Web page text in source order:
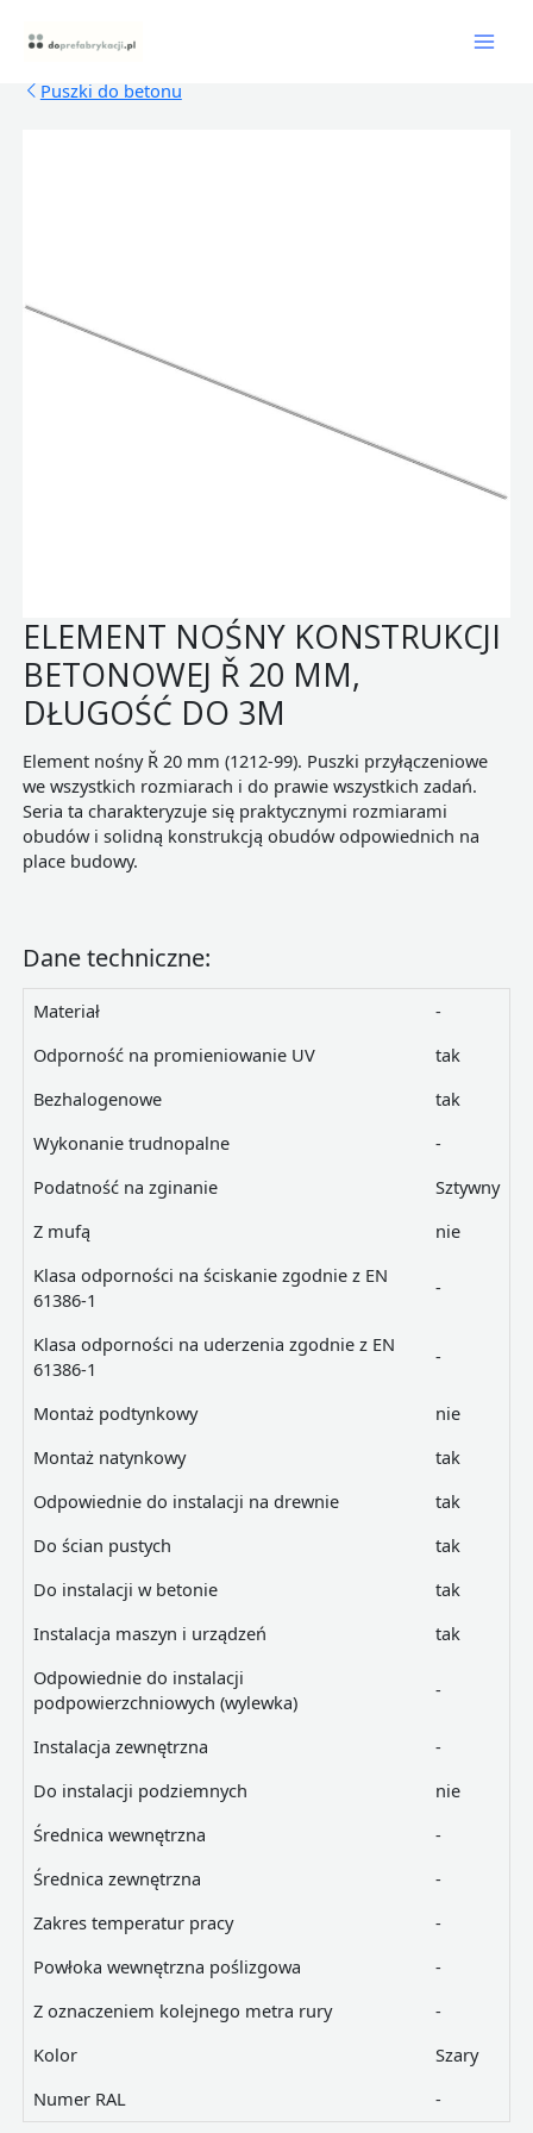
Puszki do betonu
ELEMENT NOŚNY KONSTRUKCJI
BETONOWEJ Ř 20 MM,
DŁUGOŚĆ DO 3M
Element nośny Ř 20 mm (1212-99). Puszki przyłączeniowe
we wszystkich rozmiarach i do prawie wszystkich zadań.
Seria ta charakteryzuje się praktycznymi rozmiarami
obudów i solidną konstrukcją obudów odpowiednich na
place budowy.
Dane techniczne:
Materiał
-
Odporność na promieniowanie UV
tak
Bezhalogenowe
tak
Wykonanie trudnopalne
-
Podatność na zginanie
Sztywny
Z mufą
nie
Klasa odporności na ściskanie zgodnie z EN
61386-1
-
Klasa odporności na uderzenia zgodnie z EN
61386-1
-
Montaż podtynkowy
nie
Montaż natynkowy
tak
Odpowiednie do instalacji na drewnie
tak
Do ścian pustych
tak
Do instalacji w betonie
tak
Instalacja maszyn i urządzeń
tak
Odpowiednie do instalacji
podpowierzchniowych (wylewka)
-
Instalacja zewnętrzna
-
Do instalacji podziemnych
nie
Średnica wewnętrzna
-
Średnica zewnętrzna
-
Zakres temperatur pracy
-
Powłoka wewnętrzna poślizgowa
-
Z oznaczeniem kolejnego metra rury
-
Kolor
Szary
Numer RAL
-